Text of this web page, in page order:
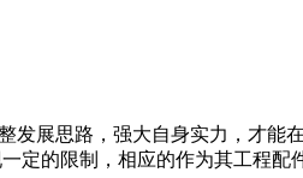
展思路，强大自身实力，才能
定的限制，相应的作为其工程配